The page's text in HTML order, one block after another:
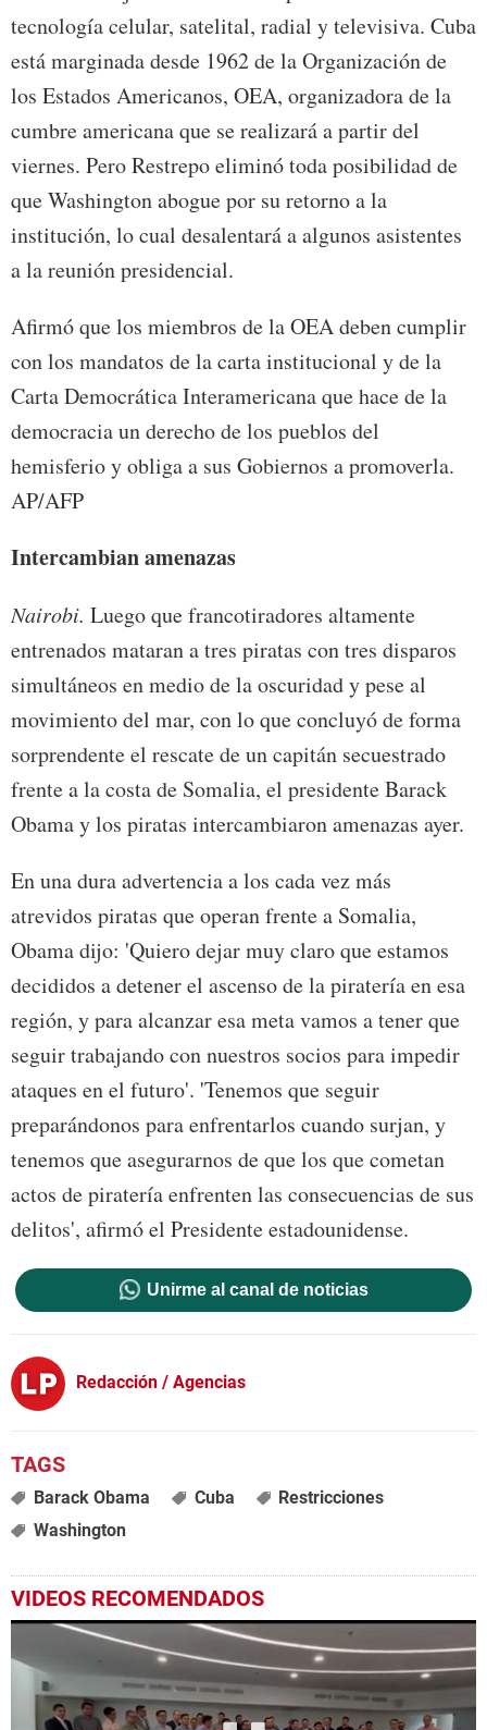
tecnología celular, satelital, radial y televisiva. Cuba
está marginada desde 1962 de la Organización de
los Estados Americanos, OEA, organizadora de la
cumbre americana que se realizará a partir del
viernes. Pero Restrepo eliminó toda posibilidad de
que Washington abogue por su retorno a la
institución, lo cual desalentará a algunos asistentes
a la reunión presidencial.
Afirmó que los miembros de la OEA deben cumplir
con los mandatos de la carta institucional y de la
Carta Democrática Interamericana que hace de la
democracia un derecho de los pueblos del
hemisferio y obliga a sus Gobiernos a promoverla.
AP/AFP
Intercambian amenazas
Nairobi. Luego que francotiradores altamente
entrenados mataran a tres piratas con tres disparos
simultáneos en medio de la oscuridad y pese al
movimiento del mar, con lo que concluyó de forma
sorprendente el rescate de un capitán secuestrado
frente a la costa de Somalia, el presidente Barack
Obama y los piratas intercambiaron amenazas ayer.
En una dura advertencia a los cada vez más
atrevidos piratas que operan frente a Somalia,
Obama dijo: 'Quiero dejar muy claro que estamos
decididos a detener el ascenso de la piratería en esa
región, y para alcanzar esa meta vamos a tener que
seguir trabajando con nuestros socios para impedir
ataques en el futuro'. 'Tenemos que seguir
preparándonos para enfrentarlos cuando surjan, y
tenemos que asegurarnos de que los que cometan
actos de piratería enfrenten las consecuencias de sus
delitos', afirmó el Presidente estadounidense.
Unirme al canal de noticias
Redacción / Agencias
Barack Obama Cuba
Restricciones
Washington
VIDEOS RECOMENDADOS